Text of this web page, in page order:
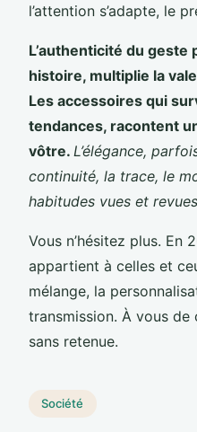
l’attention s’adapte, le
L’authenticité du
histoire, multiplie la
Les accessoires qui
tendances, racontent
vôtre. L’élégance,
continuité, la trace, le
habitudes vues et
Vous n’hésitez plus. En
appartient à celles et
mélange, la
transmission. À vous de
sans retenue.
Société